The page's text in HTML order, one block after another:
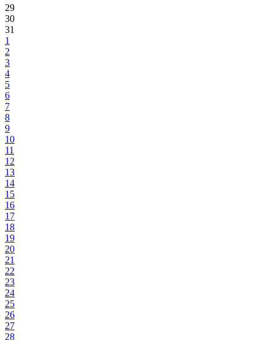
29
30
31
1
2
3
4
5
6
7
8
9
10
11
12
13
14
15
16
17
18
19
20
21
22
23
24
25
26
27
28